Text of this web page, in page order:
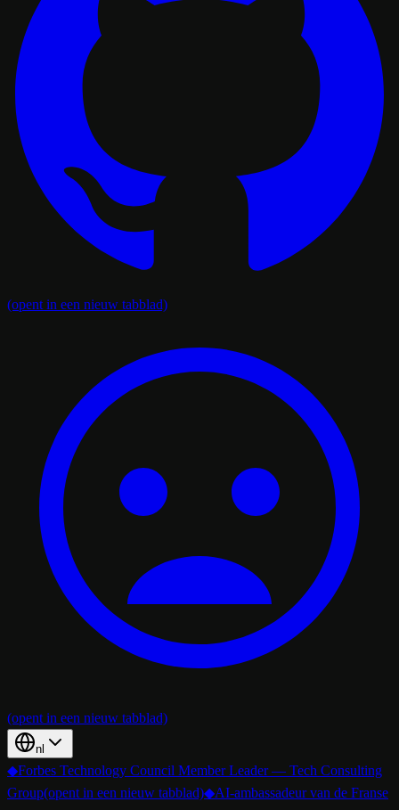
(opent in een nieuw tabblad)
(opent in een nieuw tabblad)
nl
◆Forbes Technology Council Member Leader — Tech Consulting
Group(opent in een nieuw tabblad)◆AI-ambassadeur van de Franse